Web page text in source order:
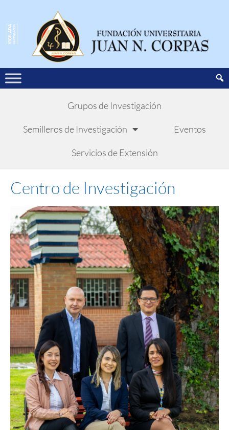
Grupos de Investigación
Semilleros de Investigación Eventos
Servicios de Extensión
Centro de Investigación​